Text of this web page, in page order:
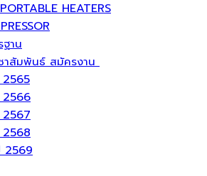
HEATERS
ฐาน
าสัมพันธ์ สมัครงาน
2569